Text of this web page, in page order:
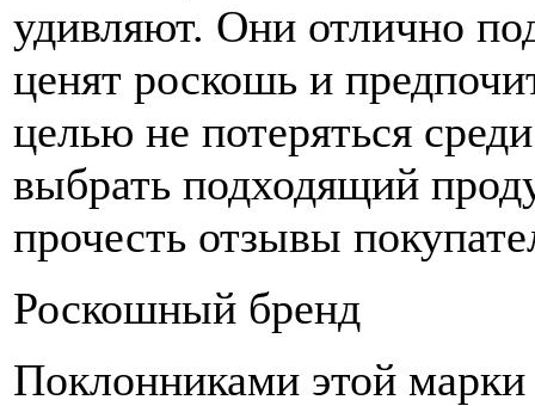
удивляют. Они отлично
ценят роскошь и
целью не потеряться
выбрать подходящий
прочесть отзывы
Роскошный бренд
Поклонниками этой